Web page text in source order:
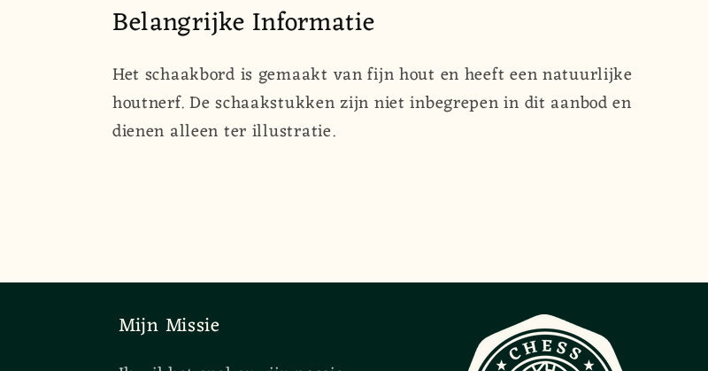
Belangrijke Informatie
Het schaakbord is gemaakt van fijn hout en heeft een natuurlijke
houtnerf. De schaakstukken zijn niet inbegrepen in dit aanbod en
dienen alleen ter illustratie.
Mijn Missie